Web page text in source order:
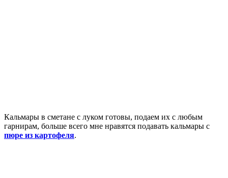
Кальмары в сметане с луком готовы, подаем их с любым
гарнирам, больше всего мне нравятся подавать кальмары с
пюре из картофеля.